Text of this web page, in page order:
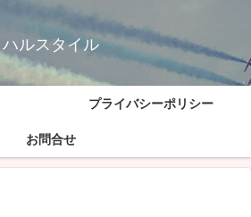
ハルスタイル
プライバシーポリシー
お問合せ